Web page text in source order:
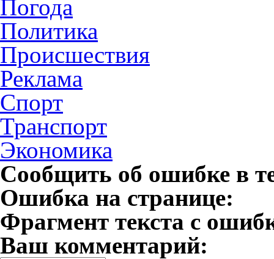
Погода
Политика
Происшествия
Реклама
Спорт
Транспорт
Экономика
Сообщить об ошибке в
Ошибка на странице:
Фрагмент текста с
Ваш комментарий: